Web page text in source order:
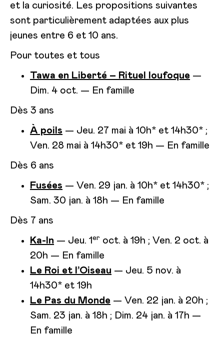
et la curiosité. Les propositions suivantes
sont particulièrement adaptées aux plus
jeunes entre 6 et 10 ans.
Pour toutes et tous
Tawa en Liberté – Rituel loufoque —
Dim. 4 oct. — En famille
Dès 3 ans
À poils — Jeu. 27 mai à 10h* et 14h30* ;
Ven. 28 mai à 14h30* et 19h — En famille
Dès 6 ans
Fusées — Ven. 29 jan. à 10h* et 14h30* ;
Sam. 30 jan. à 18h — En famille
Dès 7 ans
Ka-In — Jeu. 1 er oct. à 19h ; Ven. 2 oct. à
20h — En famille
Le Roi et l’Oiseau — Jeu. 5 nov. à
14h30* et 19h
Le Pas du Monde — Ven. 22 jan. à 20h ;
Sam. 23 jan. à 18h ; Dim. 24 jan. à 17h —
En famille